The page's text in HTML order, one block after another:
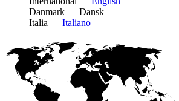
Danmark — Dansk
Italia — Italiano